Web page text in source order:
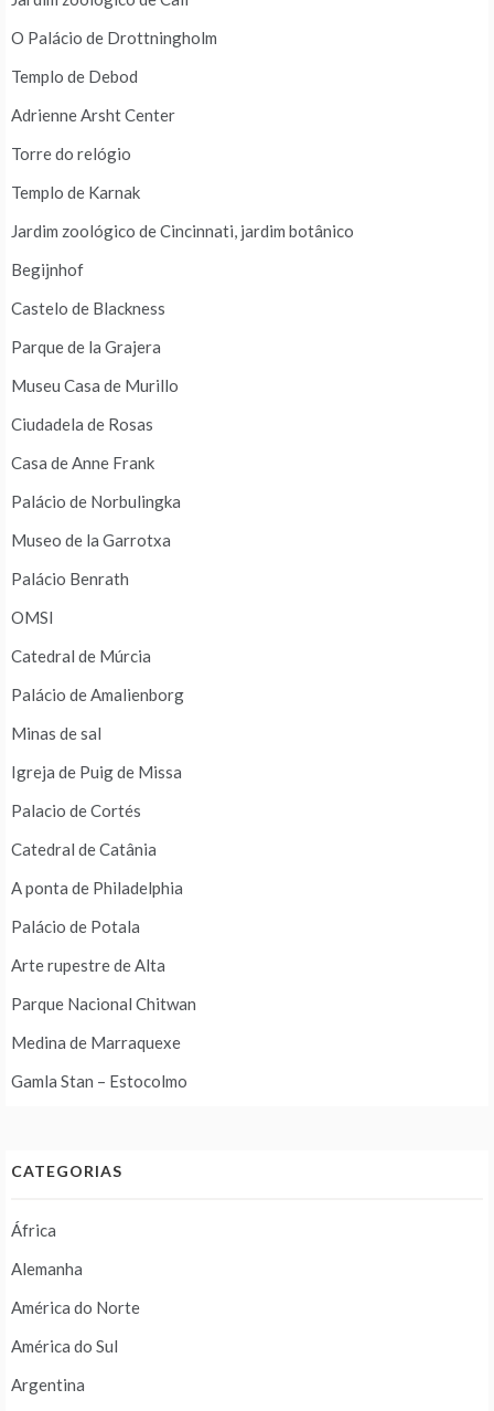
O Palácio de Drottningholm
Templo de Debod
Adrienne Arsht Center
Torre do relógio
Templo de Karnak
Jardim zoológico de Cincinnati, jardim botânico
Begijnhof
Castelo de Blackness
Parque de la Grajera
Museu Casa de Murillo
Ciudadela de Rosas
Casa de Anne Frank
Palácio de Norbulingka
Museo de la Garrotxa
Palácio Benrath
OMSI
Catedral de Múrcia
Palácio de Amalienborg
Minas de sal
Igreja de Puig de Missa
Palacio de Cortés
Catedral de Catânia
A ponta de Philadelphia
Palácio de Potala
Arte rupestre de Alta
Parque Nacional Chitwan
Medina de Marraquexe
Gamla Stan – Estocolmo
CATEGORIAS
África
Alemanha
América do Norte
América do Sul
Argentina